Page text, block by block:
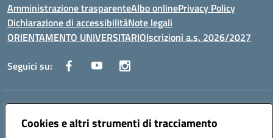
Cookies e altri strumenti di tracciamento
Amministrazione trasparenteAlbo onlinePrivacy Policy
Dichiarazione di accessibilitàNote legali
ORIENTAMENTO UNIVERSITARIOIscrizioni a.s. 2026/2027
Seguici su:
Indirizzo:
Centralino:0882 331218 Email:fgps210002@istruzione.it